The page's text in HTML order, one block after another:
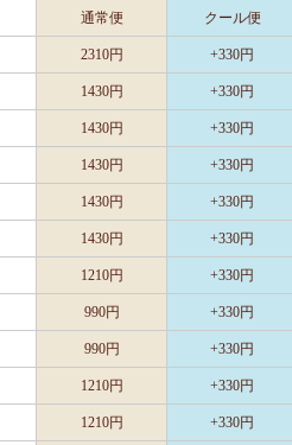
通常便
クール便
2310円 +330円
1430円 +330円
1430円 +330円
1430円 +330円
1430円 +330円
1430円 +330円
1210円 +330円
990円 +330円
990円 +330円
1210円 +330円
1210円 +330円